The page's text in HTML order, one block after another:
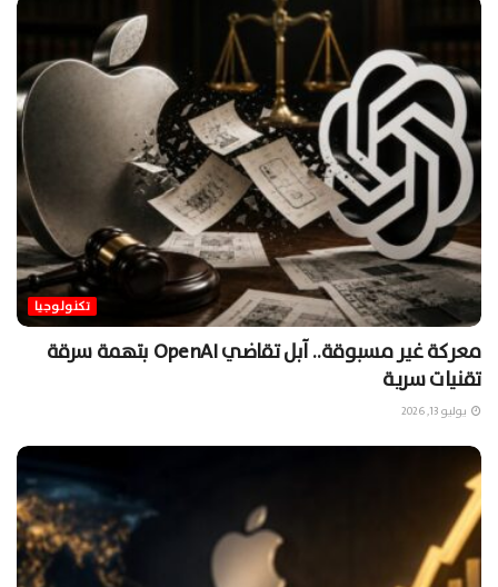
تكنولوجيا
معركة غير مسبوقة.. آبل تقاضي OpenAI بتهمة سرقة
تقنيات سرية
يوليو 13, 2026